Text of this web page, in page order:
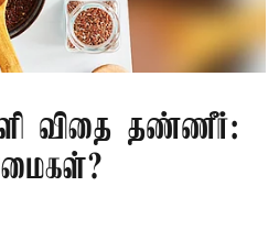
விதை தண்ணீர்: